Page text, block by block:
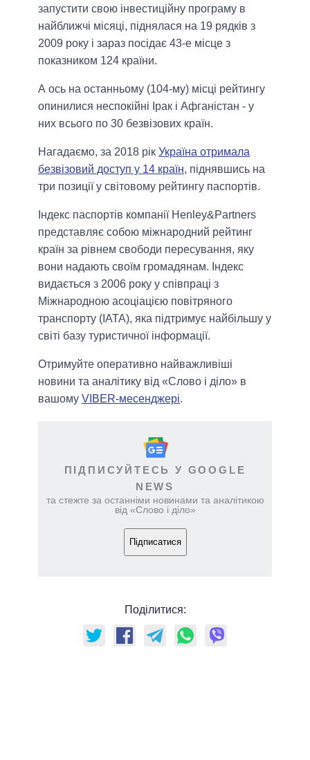
запустити свою інвестиційну програму в
найближчі місяці, піднялася на 19 рядків з
2009 року і зараз посідає 43-е місце з
показником 124 країни.
А ось на останньому (104-му) місці рейтингу
опинилися неспокійні Ірак і Афганістан - у
них всього по 30 безвізових країн.
Нагадаємо, за 2018 рік Україна отримала
безвізовий доступ у 14 країн, піднявшись на
три позиції у світовому рейтингу паспортів.
Індекс паспортів компанії Henley&Partners
представляє собою міжнародний рейтинг
країн за рівнем свободи пересування, яку
вони надають своїм громадянам. Індекс
видається з 2006 року у співпраці з
Міжнародною асоціацією повітряного
транспорту (IATA), яка підтримує найбільшу у
світі базу туристичної інформації.
Отримуйте оперативно найважливіші
новини та аналітику від «Слово і діло» в
вашому VIBER-месенджері.
ПІДПИСУЙТЕСЬ У GOOGLE
NEWS
та стежте за останніми новинами та аналітикою
від «Слово і діло»
Підписатися
Поділитися: